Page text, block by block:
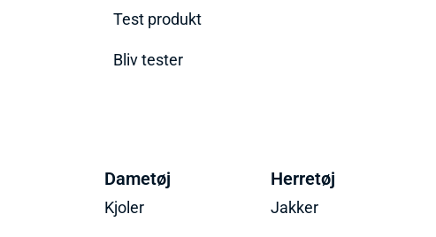
Test produkt
Bliv tester
Dametøj
Kjoler
Herretøj
Jakker